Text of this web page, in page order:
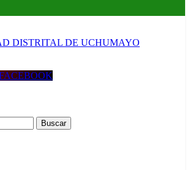
DE UCHUMAYO
Historia